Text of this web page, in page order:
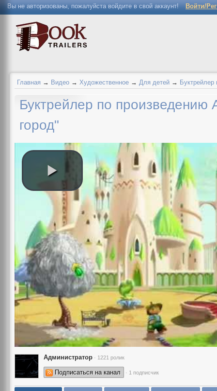
Вы не авторизованы, пожалуйста войдите в свой аккаунт! Войти/
Главная → Видео → Художественное → Для детей →
Буктрейлер по
город"
Администратор · 1221 ролик
Подписаться на канал · 1 подписчик